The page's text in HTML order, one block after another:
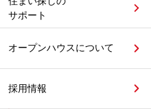
サポート
オープンハウスについて
採用情報